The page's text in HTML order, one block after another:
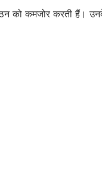
को कमजोर करती हैं।